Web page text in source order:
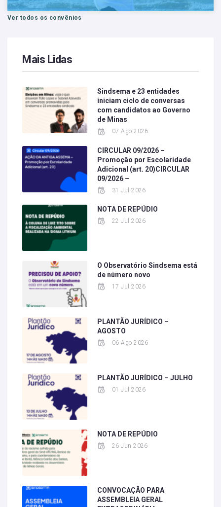
Ver todos os convênios
Mais Lidas
Sindsema e 23 entidades
iniciam ciclo de conversas
com candidatos ao Governo
de Minas
07 Ago 2026
CIRCULAR 09/2026 –
Promoção por Escolaridade
Adicional (art. 20)CIRCULAR
09/2026 –
31 Jul 2026
NOTA DE REPÚDIO
22 Jul 2026
O Observatório Sindsema está
de número novo
17 Jul 2026
PLANTÃO JURÍDICO –
AGOSTO
06 Ago 2026
PLANTÃO JURÍDICO – JULHO
01 Jul 2026
NOTA DE REPÚDIO
26 Jun 2026
CONVOCAÇÃO PARA
ASSEMBLEIA GERAL